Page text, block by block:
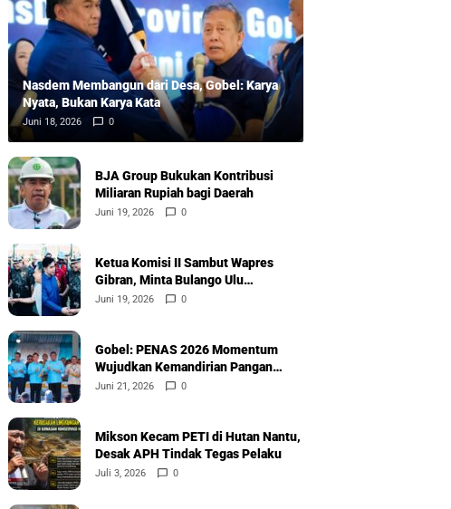
Nasdem Membangun dari Desa, Gobel: Karya
Nyata, Bukan Karya Kata
Juni 18, 2026 0
BJA Group Bukukan Kontribusi
Miliaran Rupiah bagi Daerah
Juni 19, 2026 0
Ketua Komisi II Sambut Wapres
Gibran, Minta Bulango Ulu
Diprioritaskan
Juni 19, 2026 0
Gobel: PENAS 2026 Momentum
Wujudkan Kemandirian Pangan
Nasional
Juni 21, 2026 0
Mikson Kecam PETI di Hutan Nantu,
Desak APH Tindak Tegas Pelaku
Juli 3, 2026 0